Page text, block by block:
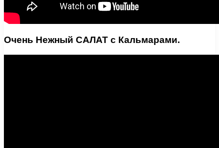
Очень Нежный САЛАТ с Кальмарами.